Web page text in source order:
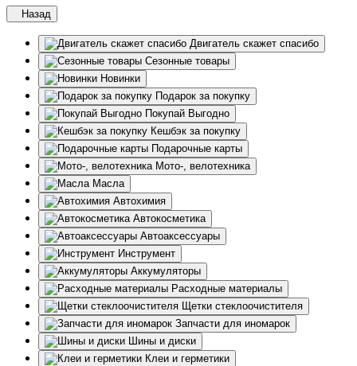
Назад
Двигатель скажет спасибо
Сезонные товары
Новинки
Подарок за покупку
Покупай Выгодно
Кешбэк за покупку
Подарочные карты
Мото-, велотехника
Масла
Автохимия
Автокосметика
Автоаксессуары
Инструмент
Аккумуляторы
Расходные материалы
Щетки стеклоочистителя
Запчасти для иномарок
Шины и диски
Клеи и герметики